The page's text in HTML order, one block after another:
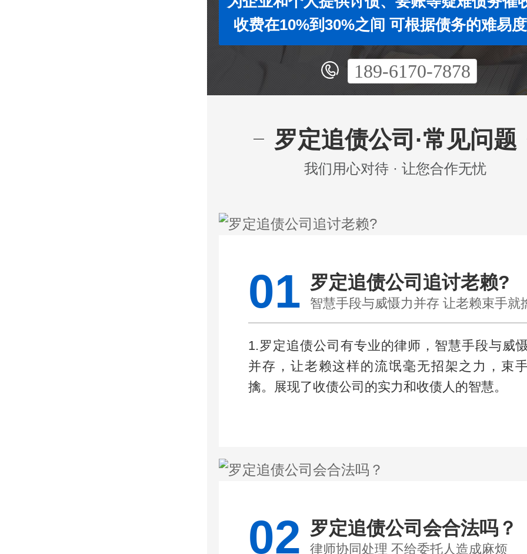
收费在10%到30%之间 可根据债务的难易
189-6170-7878
罗定追债公司·常见问题
我们用心对待 · 让您合作无忧
01 罗定追债公司追讨老赖?
智慧手段与威慑力并存 让老赖束手就
1.罗定追债公司有专业的律师，智慧手段与威
并存，让老赖这样的流氓毫无招架之力，束
擒。展现了收债公司的实力和收债人的智慧。
02 罗定追债公司会合法吗？
律师协同处理 不给委托人造成麻烦